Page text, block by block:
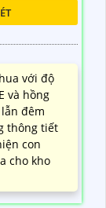
với độ
và hồng
đêm
thông tiết
con
cho kho